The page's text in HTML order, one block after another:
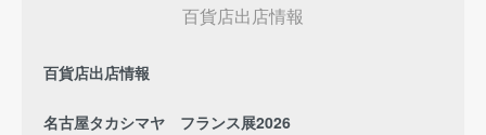
百貨店出店情報
百貨店出店情報
名古屋タカシマヤ フランス展2026